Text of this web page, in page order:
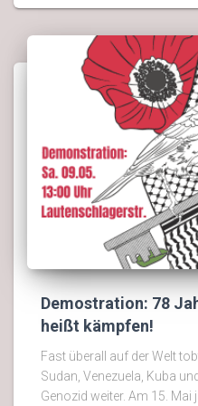
Demostration: 78
heißt kämpfen!
Fast überall auf der Welt
Sudan, Venezuela, Kuba
Genozid weiter. Am 15.